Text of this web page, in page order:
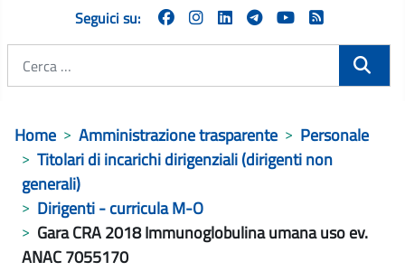
Seguici su:
Home Amministrazione trasparente
Personale
Titolari di incarichi dirigenziali (dirigenti non
generali)
Dirigenti - curricula M-O
Gara CRA 2018 Immunoglobulina umana uso ev.
ANAC 7055170